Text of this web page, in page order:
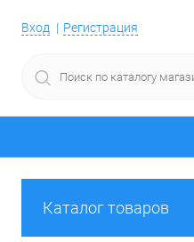
Вход Регистрация
Каталог товаров